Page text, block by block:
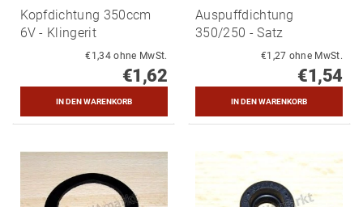
Kopfdichtung 350ccm
6V - Klingerit
€1,34 ohne MwSt.
€1,62
Auspuffdichtung
350/250 - Satz
€1,27 ohne MwSt.
€1,54